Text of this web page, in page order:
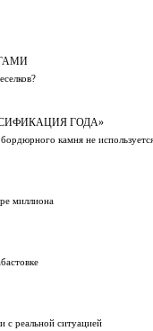
ГОДА»
камня не
миллиона
с реальной ситуацией